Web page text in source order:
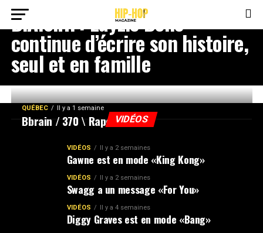
D.A.S.H. : Layzie Bone
continue d’écrire son histoire,
seul et en famille
VIDÉOS
QUÉBEC Il y a 1 semaine
Bbrain / 370 \ Rapolitik
VIDÉOS Il y a 2 semaines
Gawne est en mode «King Kong»
VIDÉOS Il y a 2 semaines
Swagg a un message «For You»
VIDÉOS Il y a 4 semaines
Diggy Graves est en mode «Bang»